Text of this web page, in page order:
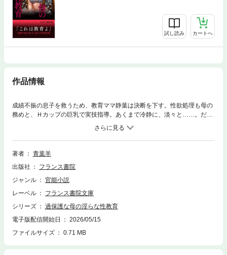
試し読み カートへ
作品情報
成績不振の息子を救うため、教育ママ静葉は決断を下す。性欲処理も母の
務めと、Ｈカップの巨乳で実技指導。あくまで冷静に、淡々と……。だが
キスだけは許さない。母を本気にさせたい勇太は、媚薬で堅物の仮面を剥
がす。愛してる、と叫んでディープキスで中出しをねだる淫母。志望校合
格への近道は、親子で繰り返される濃厚交尾！
著者
青葉羊
出版社
フランス書院
ジャンル
官能小説
レーベル
フランス書院文庫
シリーズ
過保護な母の淫らな性教育
電子版配信開始日
2026/05/15
ファイルサイズ
0.71 MB